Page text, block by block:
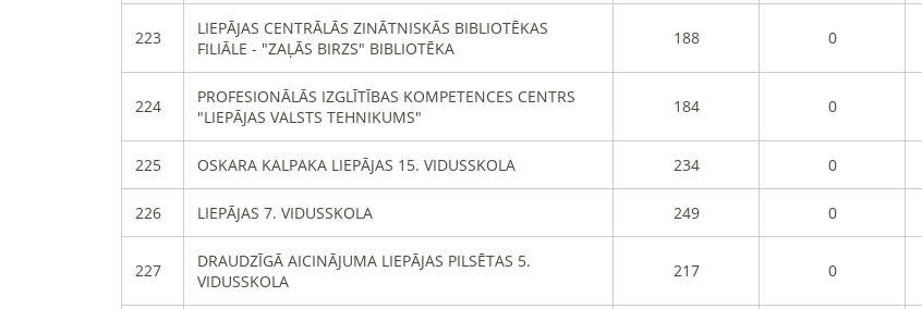
223
LIEPĀJAS CENTRĀLĀS ZINĀTNISKĀS BIBLIOTĒKAS
FILIĀLE - "ZAĻĀS BIRZS" BIBLIOTĒKA
188 0
224
PROFESIONĀLĀS IZGLĪTĪBAS KOMPETENCES CENTRS
"LIEPĀJAS VALSTS TEHNIKUMS"
184 0
225 OSKARA KALPAKA LIEPĀJAS 15. VIDUSSKOLA 234 0
226 LIEPĀJAS 7. VIDUSSKOLA 249 0
227
DRAUDZĪGĀ AICINĀJUMA LIEPĀJAS PILSĒTAS 5.
VIDUSSKOLA
217 0